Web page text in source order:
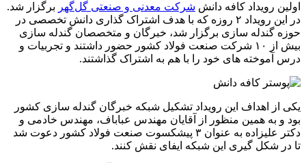
اولین رویداد کافه دانش شرکت معدنی و صنعتی گل‌گهر برگزار شد.
در این رویداد ۲ روزه که با هدف اشتراک گذاری دانش تخصصی در
حوزه گندله سازی برگزار شد، خبرگان و متخصصان گندله سازی
بیش از ۱۰ شرکت صنعت فولاد کشور حضور داشتند و تجربیات و
درس آموخته های خود را با هم به اشتراک گذاشتند.
یکی از اهداف این رویداد تشکیل شبکه خبرگان گندله سازی کشور
بود و به همین منظور از آقایان مهندس عباباف، مهندس خادمی و
دکتر علیزاده به عنوان ۳ پیشکسوت صنعت فولاد کشور دعوت شد
تا در شکل گیری این شبکه ایفای نقش کنند.